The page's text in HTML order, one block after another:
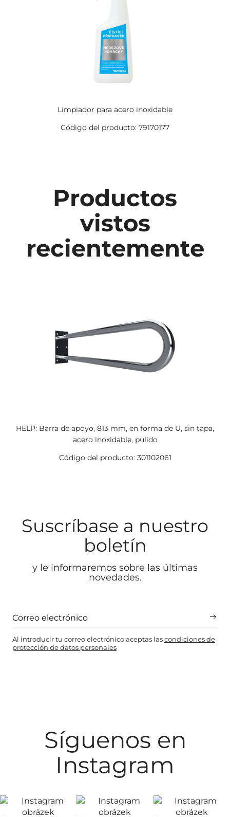
Limpiador para acero inoxidable
Código del producto: 79170177
Productos
vistos
recientemente
HELP: Barra de apoyo, 813 mm, en forma de U, sin tapa,
acero inoxidable, pulido
Código del producto: 301102061
Suscríbase a nuestro
boletín
y le informaremos sobre las últimas
novedades.
Al introducir tu correo electrónico aceptas lascondiciones de
protección de datos personales
Síguenos en
Instagram